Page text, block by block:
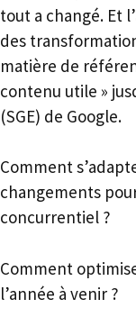
tout a changé. Et
des
matière de
contenu utile »
(SGE) de Google.
Comment
changements
concurrentiel ?
Comment
l’année à venir ?